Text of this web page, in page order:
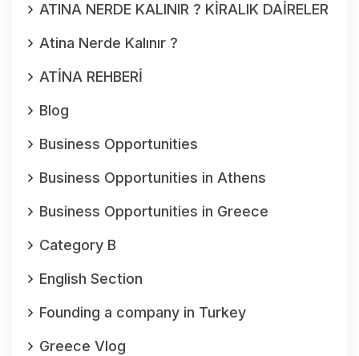
ATINA NERDE KALINIR ? KİRALIK DAİRELER
Atina Nerde Kalınır ?
ATİNA REHBERİ
Blog
Business Opportunities
Business Opportunities in Athens
Business Opportunities in Greece
Category B
English Section
Founding a company in Turkey
Greece Vlog